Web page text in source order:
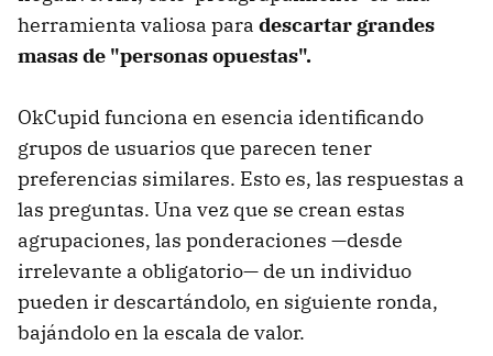
herramienta valiosa para descartar grandes
masas de "personas opuestas".
OkCupid funciona en esencia identificando
grupos de usuarios que parecen tener
preferencias similares. Esto es, las respuestas a
las preguntas. Una vez que se crean estas
agrupaciones, las ponderaciones —desde
irrelevante a obligatorio— de un individuo
pueden ir descartándolo, en siguiente ronda,
bajándolo en la escala de valor.